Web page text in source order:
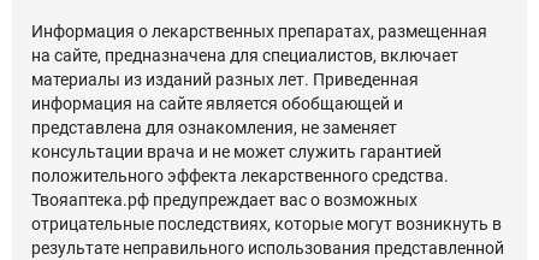
Информация о лекарственных препаратах, размещенная
на сайте, предназначена для специалистов, включает
материалы из изданий разных лет. Приведенная
информация на сайте является обобщающей и
представлена для ознакомления, не заменяет
консультации врача и не может служить гарантией
положительного эффекта лекарственного средства.
Твояаптека.рф предупреждает вас о возможных
отрицательные последствиях, которые могут возникнуть в
результате неправильного использования представленной